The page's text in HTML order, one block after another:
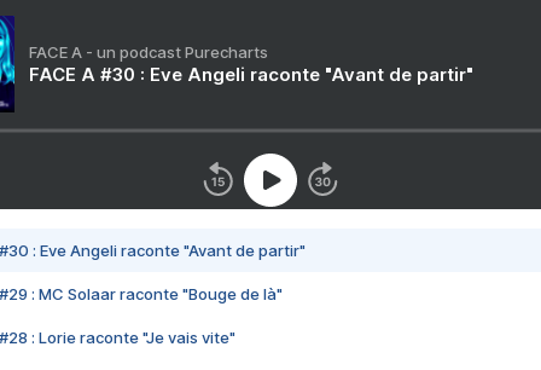
FACE A - un podcast Purecharts
FACE A #30 : Eve Angeli raconte "Avant de partir"
#30 : Eve Angeli raconte "Avant de partir"
#29 : MC Solaar raconte "Bouge de là"
#28 : Lorie raconte "Je vais vite"